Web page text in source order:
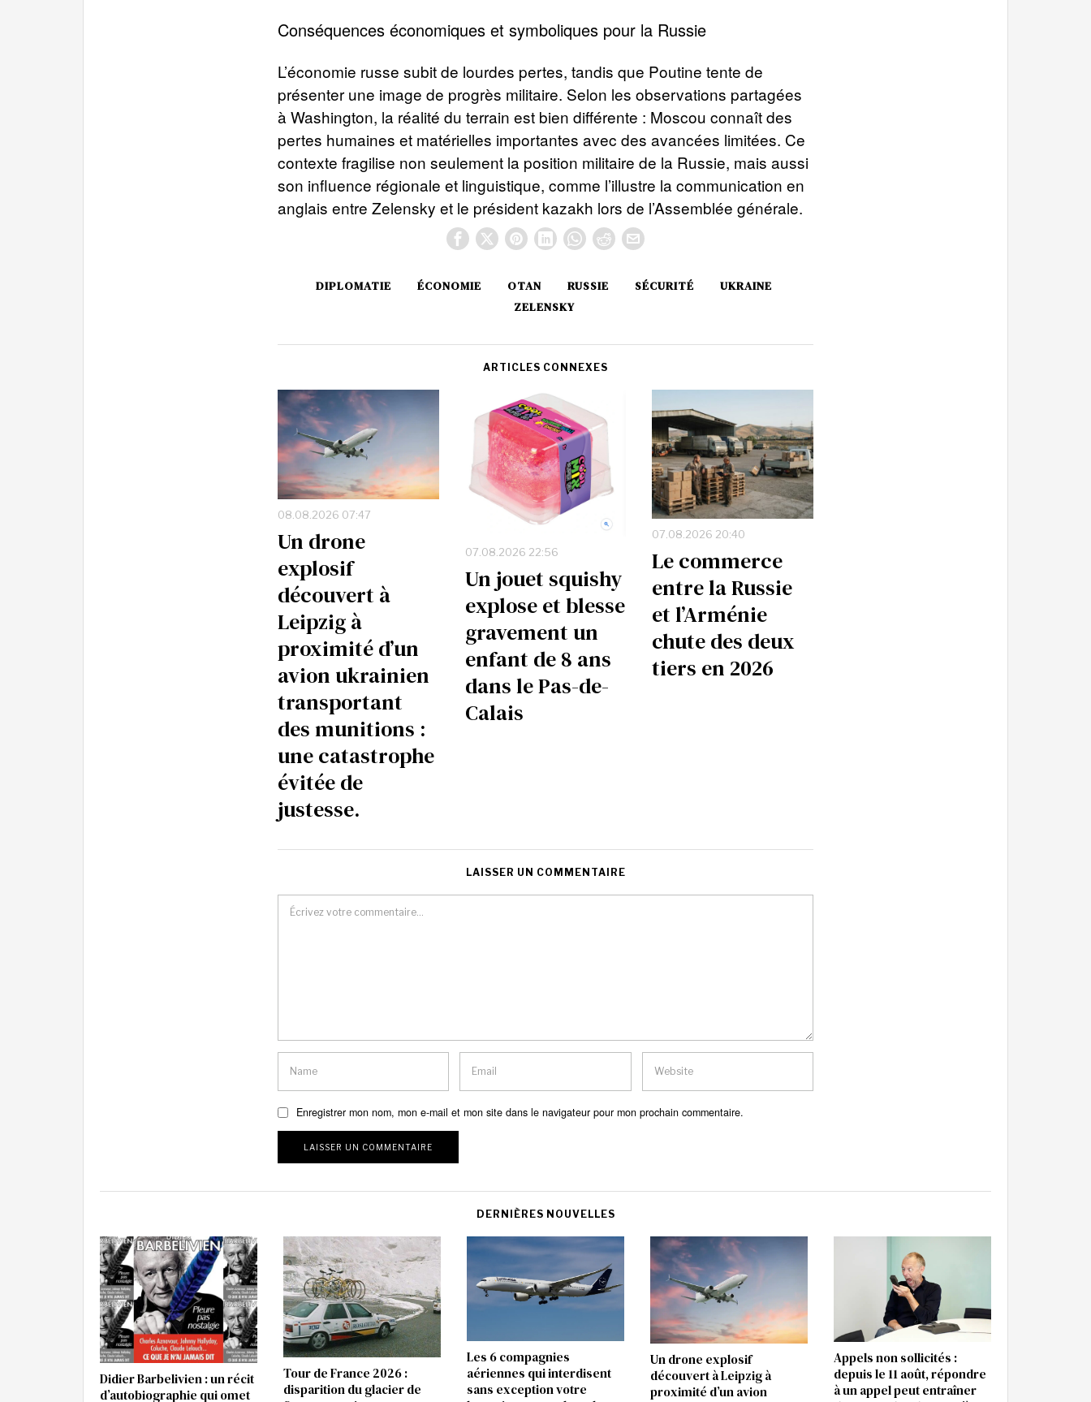
Conséquences économiques et symboliques pour la Russie
L’économie russe subit de lourdes pertes, tandis que Poutine tente de
présenter une image de progrès militaire. Selon les observations partagées
à Washington, la réalité du terrain est bien différente : Moscou connaît des
pertes humaines et matérielles importantes avec des avancées limitées. Ce
contexte fragilise non seulement la position militaire de la Russie, mais aussi
son influence régionale et linguistique, comme l’illustre la communication en
anglais entre Zelensky et le président kazakh lors de l’Assemblée générale.
DIPLOMATIE ÉCONOMIE OTAN RUSSIE SÉCURITÉ
UKRAINE
ZELENSKY
ARTICLES CONNEXES
08.08.2026 07:47
Un drone
explosif
découvert à
Leipzig à
proximité d’un
avion ukrainien
transportant
des munitions :
une catastrophe
évitée de
justesse.
07.08.2026 22:56
Un jouet squishy
explose et blesse
gravement un
enfant de 8 ans
dans le Pas-de-
Calais
07.08.2026 20:40
Le commerce
entre la Russie
et l’Arménie
chute des deux
tiers en 2026
LAISSER UN COMMENTAIRE
Enregistrer mon nom, mon e-mail et mon site dans le navigateur pour mon prochain commentaire.
DERNIÈRES NOUVELLES
Didier Barbelivien : un récit
d’autobiographie qui omet
Tour de France 2026 :
disparition du glacier de
Les 6 compagnies
aériennes qui interdisent
sans exception votre
Un drone explosif
découvert à Leipzig à
proximité d’un avion
Appels non sollicités :
depuis le 11 août, répondre
à un appel peut entraîner